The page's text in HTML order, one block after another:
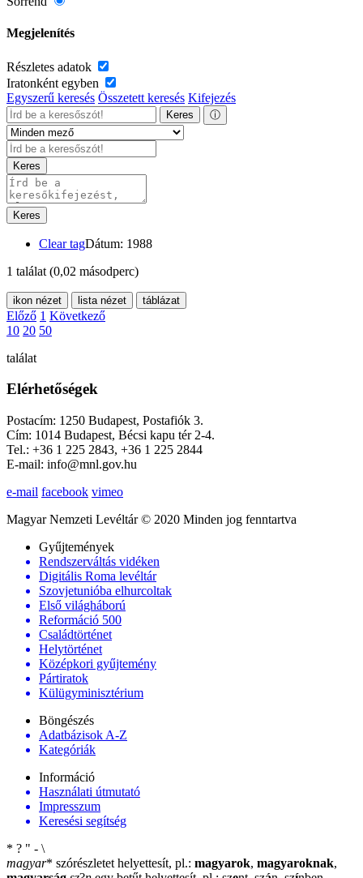
Megjelenítés
Részletes adatok
Iratonként egyben
Egyszerű keresés Összetett keresés Kifejezés
Keres ⓘ
Keres
Keres
Clear tagDátum: 1988
1 találat (0,02 másodperc)
ikon nézet lista nézet táblázat
Előző 1 Következő
10 20 50
találat
Elérhetőségek
Postacím: 1250 Budapest, Postafiók 3.
Cím: 1014 Budapest, Bécsi kapu tér 2-4.
Tel.: +36 1 225 2843, +36 1 225 2844
E-mail: info@mnl.gov.hu
e-mail facebook vimeo
Magyar Nemzeti Levéltár © 2020 Minden jog fenntartva
Gyűjtemények
Rendszerváltás vidéken
Digitális Roma levéltár
Szovjetunióba elhurcoltak
Első világháború
Reformáció 500
Családtörténet
Helytörténet
Középkori gyűjtemény
Pártiratok
Külügyminisztérium
Böngészés
Adatbázisok A-Z
Kategóriák
Információ
Használati útmutató
Impresszum
Keresési segítség
* ? " - \
magyar* szórészletet helyettesít, pl.: magyarok, magyaroknak,